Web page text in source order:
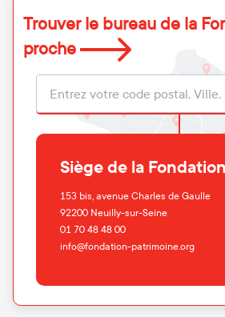
Trouver le bureau de la
proche
Localisation
Siège de la Fondation
153 bis, avenue Charles de Gaulle
92200 Neuilly-sur-Seine
01 70 48 48 00
info@fondation-patrimoine.org